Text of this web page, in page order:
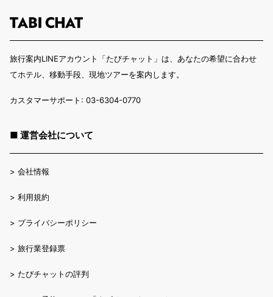
旅行案内LINEアカウント「たびチャット」は、あなたの希望に合わせ
てホテル、移動手段、現地ツアーを案内します。
カスタマーサポート: 03-6304-0770
■ 運営会社について
> 会社情報
> 利用規約
> プライバシーポリシー
> 旅行業登録票
> たびチャットの評判